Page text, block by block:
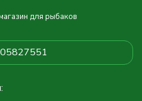
для рыбаков